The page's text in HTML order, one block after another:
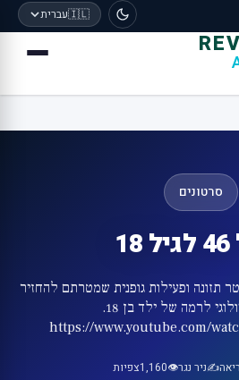
🇮🇱עברית
סרטונים
תזונה ופעילות גופנית שמטרתם להחזיר
את גילו הביולוגי לרמה של ילד בן 18.
https://www.youtube.com/
✍️ניר נגר👁️
1,160צפיות